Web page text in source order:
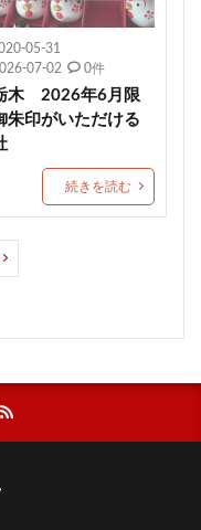
秈荷神社
神社
恵比須神社
社
琴弾八幡宮
北野天満宮
合格祈願絵馬
磯大嶽山神社
05-31
07-02
0件
木 2026年6月限
朱印がいただける
続きを読む